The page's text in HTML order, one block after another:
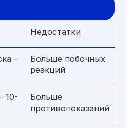
Недостатки
–
Больше побочных
реакций
10-
Больше
противопоказаний